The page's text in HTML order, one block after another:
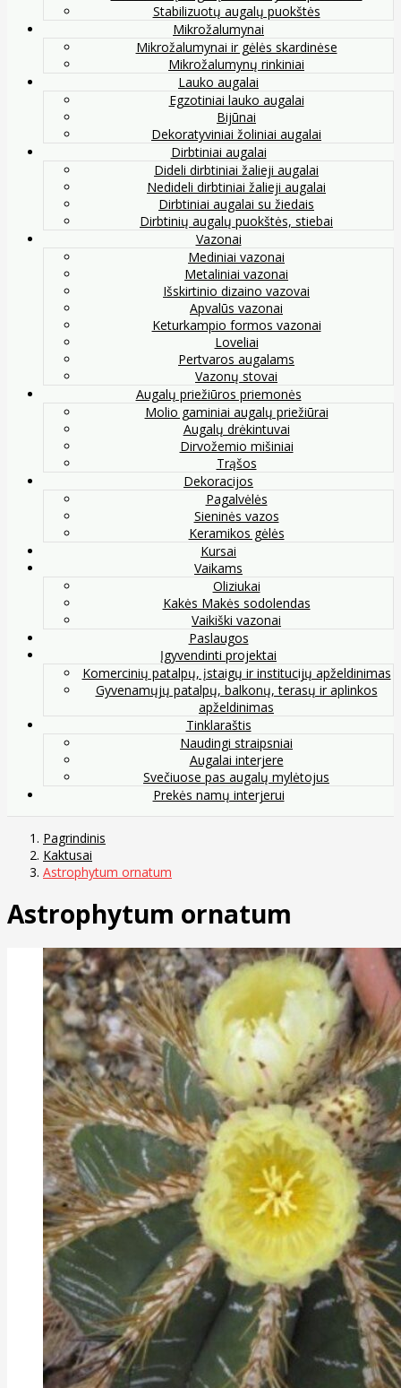
Stabilizuotų augalų puokštės
Mikrožalumynai
Mikrožalumynai ir gėlės skardinėse
Mikrožalumynų rinkiniai
Lauko augalai
Egzotiniai lauko augalai
Bijūnai
Dekoratyviniai žoliniai augalai
Dirbtiniai augalai
Dideli dirbtiniai žalieji augalai
Nedideli dirbtiniai žalieji augalai
Dirbtiniai augalai su žiedais
Dirbtinių augalų puokštės, stiebai
Vazonai
Mediniai vazonai
Metaliniai vazonai
Išskirtinio dizaino vazovai
Apvalūs vazonai
Keturkampio formos vazonai
Loveliai
Pertvaros augalams
Vazonų stovai
Augalų priežiūros priemonės
Molio gaminiai augalų priežiūrai
Augalų drėkintuvai
Dirvožemio mišiniai
Trąšos
Dekoracijos
Pagalvėlės
Sieninės vazos
Keramikos gėlės
Kursai
Vaikams
Oliziukai
Kakės Makės sodolendas
Vaikiški vazonai
Paslaugos
Įgyvendinti projektai
Komercinių patalpų, įstaigų ir institucijų apželdinimas
Gyvenamųjų patalpų, balkonų, terasų ir aplinkos
apželdinimas
Tinklaraštis
Naudingi straipsniai
Augalai interjere
Svečiuose pas augalų mylėtojus
Prekės namų interjerui
Pagrindinis
Kaktusai
Astrophytum ornatum
Astrophytum ornatum